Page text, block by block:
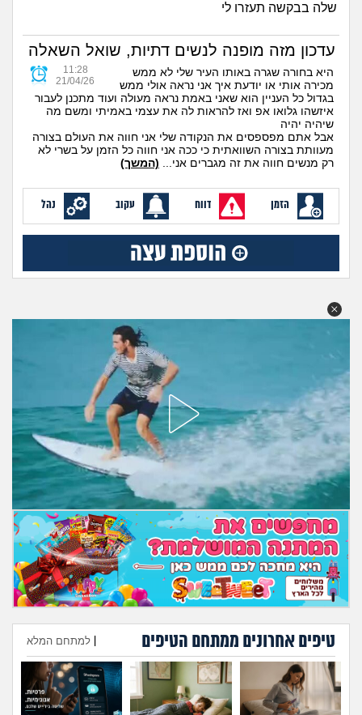
שומרים על הגוף
פיננסי וכלכלה
בין הסדינים
יוקר המחיה
גאווה
שלה בבקשה תעזרו לי
עדכון מזה מופנה לנשים דתיות, שואל השאלה
11:28
21/04/26
היא בחורה שגרה באותו העיר שלי לא ממש
מכירה אותי או יודעת איך אני נראה אולי ממש
בגדול כל העניין הוא שאני באמת נראה מעולה ועוד מתכנן לעבור
איזשהו גלואו אפ ואז להראות לה את עצמי באמיתי ומשם מה
שיהיה יהיה
אבל אתם מפספסים את הנקודה שלי אני חווה את העולם בצורה
מעוותת בצורה השוואתית כי ככה אני חווה כל הזמן על בשרי לא
רק מנשים חווה את זה מגברים אני... (המשך)
הזמן דווח עקוב נהל
טיפים אחרונים ממתחם הטיפים למתחם המלא
הוספת טיפ